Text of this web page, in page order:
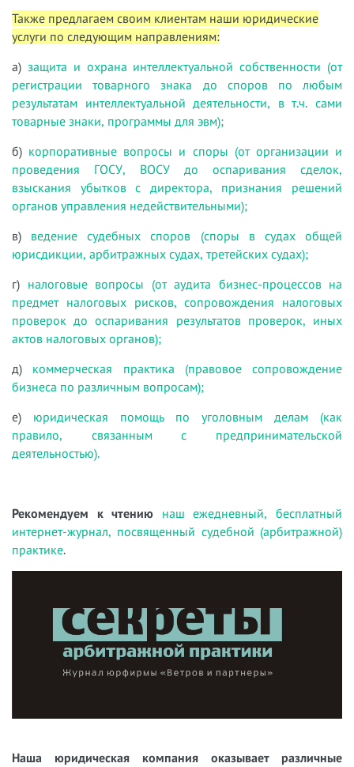
Также предлагаем своим клиентам наши юридические
услуги по следующим направлениям:
а) защита и охрана интеллектуальной собственности (от
регистрации товарного знака до споров по любым
результатам интеллектуальной деятельности, в т.ч. сами
товарные знаки, программы для эвм);
б) корпоративные вопросы и споры (от организации и
проведения ГОСУ, ВОСУ до оспаривания сделок,
взыскания убытков с директора, признания решений
органов управления недействительными);
в) ведение судебных споров (споры в судах общей
юрисдикции, арбитражных судах, третейских судах);
г) налоговые вопросы (от аудита бизнес-процессов на
предмет налоговых рисков, сопровождения налоговых
проверок до оспаривания результатов проверок, иных
актов налоговых органов);
д) коммерческая практика (правовое сопровождение
бизнеса по различным вопросам);
е) юридическая помощь по уголовным делам (как
правило, связанным с предпринимательской
деятельностью).
Рекомендуем к чтению наш ежедневный, бесплатный
интернет-журнал, посвященный судебной (арбитражной)
практике.
Наша юридическая компания оказывает различные